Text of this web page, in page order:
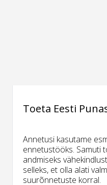
Toeta Eesti
Annetusi kasutame
ennetustööks. Samuti
andmiseks
selleks, et olla alati
suurõnnetuste korral.